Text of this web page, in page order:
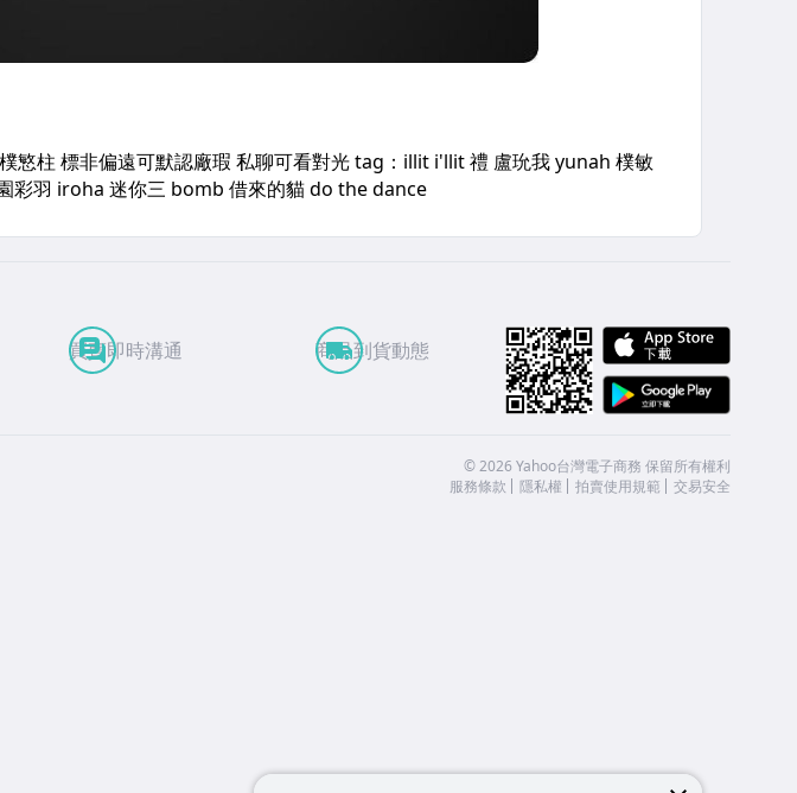
買賣即時溝通 商品到貨動態
©2026 Yahoo台灣電子商務 保留所有權利
服務條款
隱私權 拍賣使用規範 交易安全